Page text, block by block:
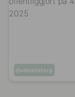
Opslag
villablixtorp